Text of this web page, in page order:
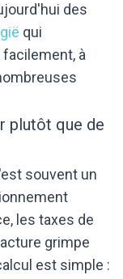
des
qui
à
plutôt que de
souvent un
les taxes de
grimpe
est simple :